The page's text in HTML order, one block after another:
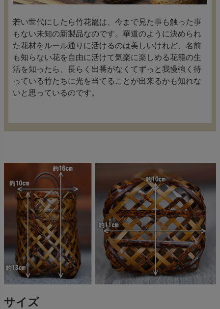
若い世代にしたら竹花籠は、今まで見た事も触った事
もない未知の新製品なのです。華道のように決められ
た花材をルール通りに活けるのは美しいけれど、名前
も知らない花を自由に活けて気楽に楽しめる花籠の生
活を知ったら、長らく出番がなくてずっと我慢強く待
っている竹たちに光を当てることが出来るかも知れな
いと思っているのです。
サイズ